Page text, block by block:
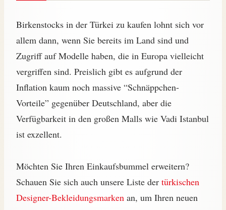
Birkenstocks in der Türkei zu kaufen lohnt sich vor
allem dann, wenn Sie bereits im Land sind und
Zugriff auf Modelle haben, die in Europa vielleicht
vergriffen sind. Preislich gibt es aufgrund der
Inflation kaum noch massive “Schnäppchen-
Vorteile” gegenüber Deutschland, aber die
Verfügbarkeit in den großen Malls wie Vadi Istanbul
ist exzellent.
Möchten Sie Ihren Einkaufsbummel erweitern?
Schauen Sie sich auch unsere Liste der türkischen
Designer-Bekleidungsmarken an, um Ihren neuen